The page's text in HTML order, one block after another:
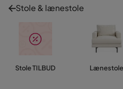
Stole & lænestole
Stole TILBUD Lænestole